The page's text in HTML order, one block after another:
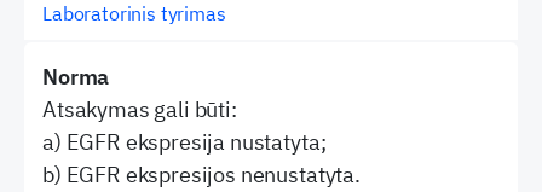
Laboratorinis tyrimas
Norma
Atsakymas gali būti:
a) EGFR ekspresija nustatyta;
b) EGFR ekspresijos nenustatyta.